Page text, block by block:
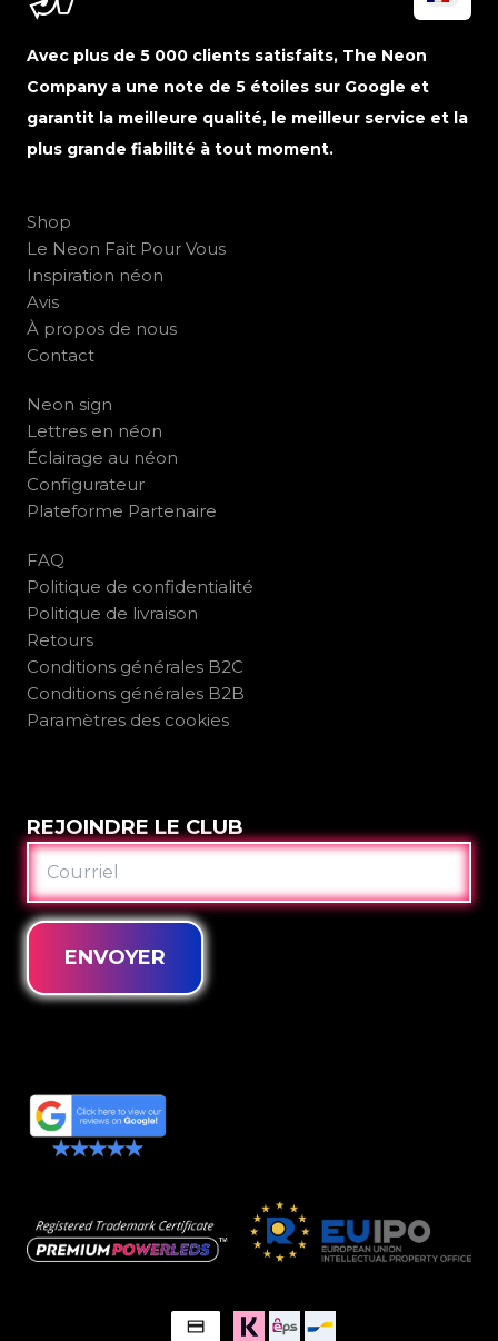
Avec plus de 5 000 clients satisfaits, The Neon
Company a une note de 5 étoiles sur Google et
garantit la meilleure qualité, le meilleur service et la
plus grande fiabilité à tout moment.
Shop
Le Neon Fait Pour Vous
Inspiration néon
Avis
À propos de nous
Contact
Neon sign
Lettres en néon
Éclairage au néon
Configurateur
Plateforme Partenaire
FAQ
Politique de confidentialité
Politique de livraison
Retours
Conditions générales B2C
Conditions générales B2B
Paramètres des cookies
REJOINDRE LE CLUB
COURRIEL
ENVOYER